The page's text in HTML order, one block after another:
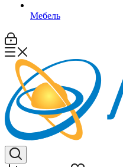
Мебель